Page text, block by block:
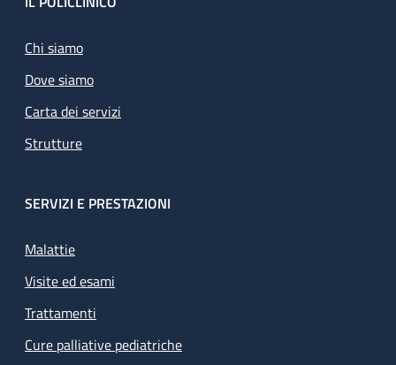
Chi siamo
Dove siamo
Carta dei servizi
Strutture
SERVIZI E PRESTAZIONI
Malattie
Visite ed esami
Trattamenti
Cure palliative pediatriche